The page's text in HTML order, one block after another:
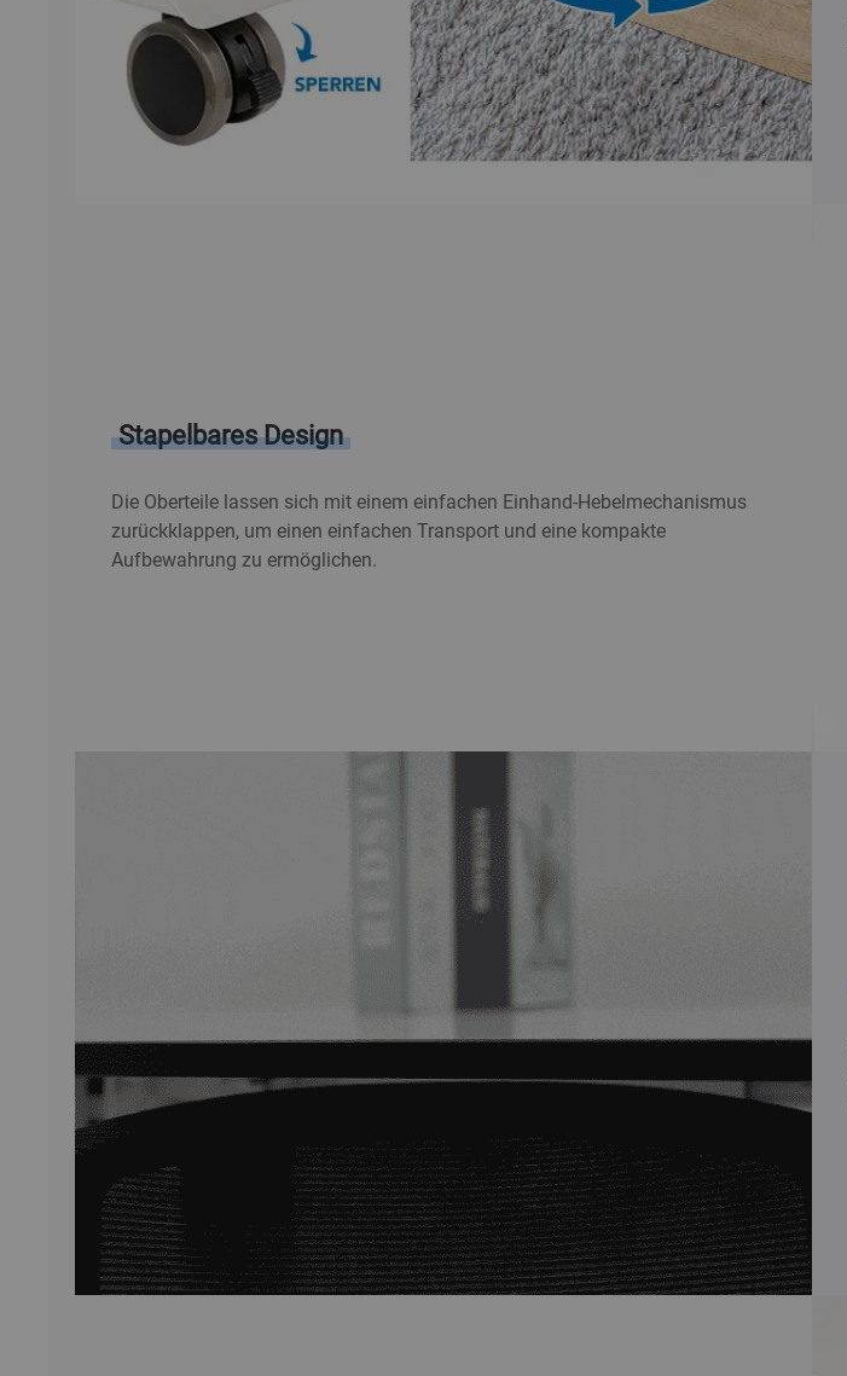
Stapelbares Design
Die Oberteile lassen sich mit einem einfachen Einhand-Hebelmechanismus
zurückklappen, um einen einfachen Transport und eine kompakte
Aufbewahrung zu ermöglichen.